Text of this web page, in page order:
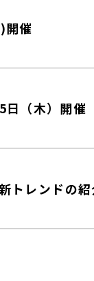
開催
（木）開催
レンドの